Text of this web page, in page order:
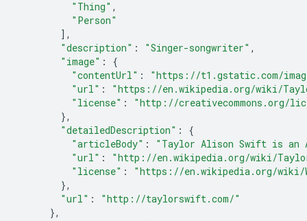
"Thing" ,
"Person"
],
"description" : "Singer-songwriter" ,
"image" :
{
"contentUrl" :
"https://t1.gstatic.com/
"url" :
"https://en.wikipedia.org/wiki/
"license" :
"http://creativecommons.org/
},
"detailedDescription" :
{
"articleBody" :
"Taylor Alison Swift is an
"url" :
"http://en.wikipedia.org/wiki/
"license" :
"https://en.wikipedia.org/wiki/
},
"url" :
"http://taylorswift.com/"
},